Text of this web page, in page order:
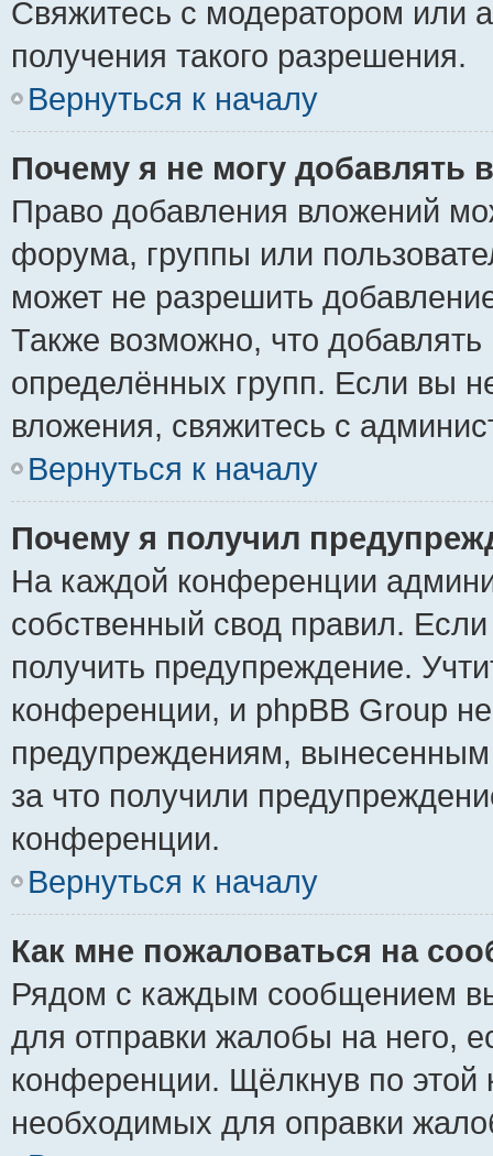
Свяжитесь с модератором или
получения такого разрешения.
Вернуться к началу
Почему я не могу добавлять
Право добавления вложений
форума, группы или
может не разрешить
Также возможно, что
определённых групп. Если вы
вложения, свяжитесь с
Вернуться к началу
Почему я получил
На каждой конференции
собственный свод правил.
получить предупреждение.
конференции, и phpBB Group
предупреждениям,
за что получили
конференции.
Вернуться к началу
Как мне пожаловаться на
Рядом с каждым сообщением
для отправки жалобы на него,
конференции. Щёлкнув по этой
необходимых для оправки